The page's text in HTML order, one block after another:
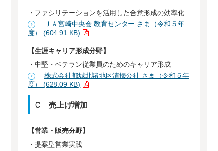
・ファシリテーションを活用した合意形成の効率化
ＪＡ宮崎中央会 教育センター さま（令和５年
度） (604.91 KB)
【生涯キャリア形成分野】
・中堅・ベテラン従業員のためのキャリア形成
株式会社都城北諸地区清掃公社 さま（令和５年
度） (628.09 KB)
C 売上げ増加
【営業・販売分野】
・提案型営業実践